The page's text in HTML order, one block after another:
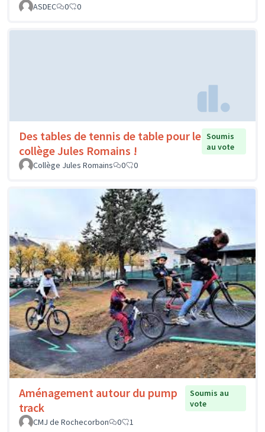
ASDEC 0 0
Des tables de tennis de table pour le
collège Jules Romains !
Soumis
au vote
Collège Jules Romains
0 0
Aménagement autour du pump
track
Soumis au
vote
CMJ de Rochecorbon
0 1